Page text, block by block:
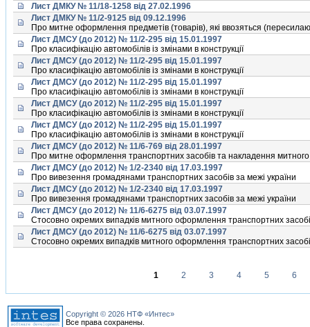
Лист ДМКУ № 11/18-1258 від 27.02.1996
Лист ДМКУ № 11/2-9125 від 09.12.1996
Про митне оформлення предметiв (товарiв), якi ввозяться
Лист ДМСУ (до 2012) № 11/2-295 від 15.01.1997
Про класифiкацiю автомобiлiв iз змiнами в конструкцiї
Лист ДМСУ (до 2012) № 11/2-295 від 15.01.1997
Про класифiкацiю автомобiлiв iз змiнами в конструкцiї
Лист ДМСУ (до 2012) № 11/2-295 від 15.01.1997
Про класифiкацiю автомобiлiв iз змiнами в конструкцiї
Лист ДМСУ (до 2012) № 11/2-295 від 15.01.1997
Про класифiкацiю автомобiлiв iз змiнами в конструкцiї
Лист ДМСУ (до 2012) № 11/2-295 від 15.01.1997
Про класифiкацiю автомобiлiв iз змiнами в конструкцiї
Лист ДМСУ (до 2012) № 11/6-769 від 28.01.1997
Про митне оформлення транспортних засобiв та накладення
Лист ДМСУ (до 2012) № 1/2-2340 від 17.03.1997
Про вивезення громадянами транспортних засобiв за межi україни
Лист ДМСУ (до 2012) № 1/2-2340 від 17.03.1997
Про вивезення громадянами транспортних засобiв за межi україни
Лист ДМСУ (до 2012) № 11/6-6275 від 03.07.1997
Стосовно окремих випадкiв митного оформлення транспортних
Лист ДМСУ (до 2012) № 11/6-6275 від 03.07.1997
Стосовно окремих випадкiв митного оформлення транспортних
1 2 3 4 5 6
Copyright © 2026 НТФ «Интес»
Все права сохранены.